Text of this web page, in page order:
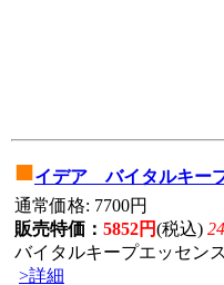
■イデア バイタルキー
通常価格: 7700円
販売特価： 5852円(税込)
バイタルキープエッセン
>詳細